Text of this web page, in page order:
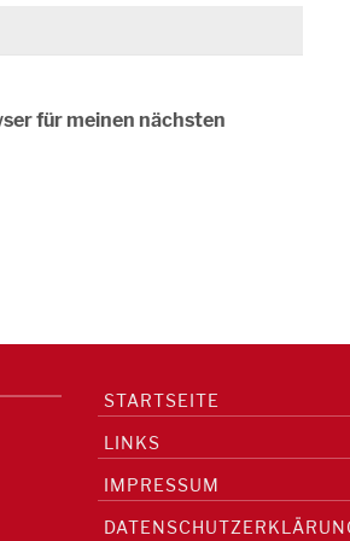
für meinen nächsten
STARTSEITE
LINKS
IMPRESSUM